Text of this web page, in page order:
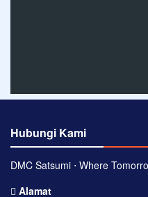
Hubungi Kami
DMC Satsumi ⋅ Where
Alamat